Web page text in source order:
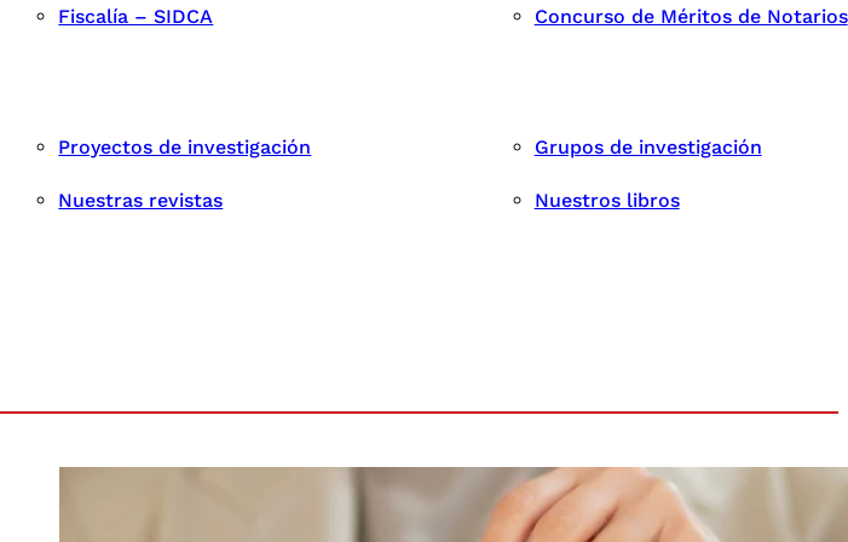
Fiscalía – SIDCA Concurso de Méritos de Notarios
Proyectos de investigación Grupos de investigación
Nuestras revistas Nuestros libros